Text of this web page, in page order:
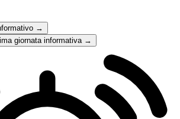
→
giornata informativa →